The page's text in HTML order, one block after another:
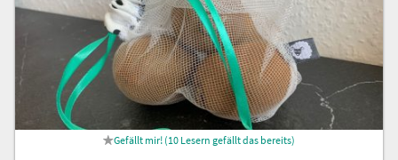
Hasen & Köpfe
Über uns
Netiquette
Nachricht an die
Redaktion
10 Lesern gefällt das